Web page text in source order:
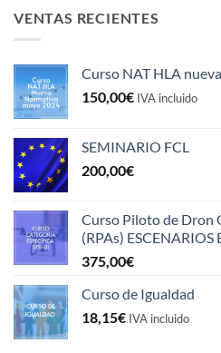
VENTAS RECIENTES
Curso NAT HLA
150,00€ IVA incluido
SEMINARIO FCL
200,00€
Curso Piloto de Dron
(RPAs) ESCENARIOS
375,00€
Curso de Igualdad
18,15€ IVA incluido